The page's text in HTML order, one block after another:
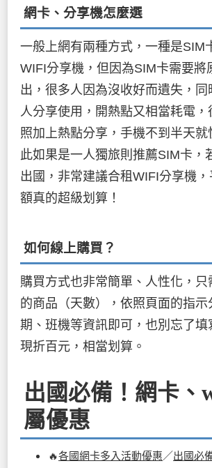
網卡、分享機怎麼選
一般上網有兩種方式，一種是SIM
WIFI分享機，但因為SIM卡需要將
出，很多人因為沒收好而遺失，同
人分享使用，開熱點又相當耗電，
照加上熱點分享，手機不到半天就
此如果是一人獨旅則推薦SIM卡，
出國，非常建議合租WIFI分享機
額真的超級划算！
如何線上購買？
購買方式也非常簡單、人性化，只
的商品（天數），依照頁面的指示
期、班機等資訊即可，也別忘了填
現折百元，相當划算。
出國必備！網卡、
屬優惠
🔥各國網卡多入活動優惠／出國必